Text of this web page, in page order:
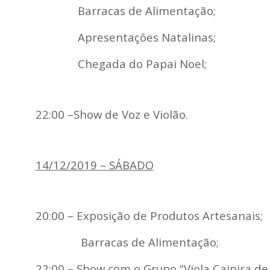
Barracas de Alimentação;
Apresentações Natalinas;
Chegada do Papai Noel;
22:00 –Show de Voz e Violão.
14/12/2019 – SÁBADO
20:00 – Exposição de Produtos Artesanais;
Barracas de Alimentação;